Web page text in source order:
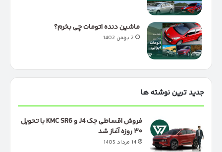
ماشین دنده اتومات چی بخرم؟
2 بهمن 1402
جدید ترین نوشته ها
فروش اقساطی جک J4 و KMC SR6 با تحویل
۳۰ روزه آغاز شد
14 مرداد 1405